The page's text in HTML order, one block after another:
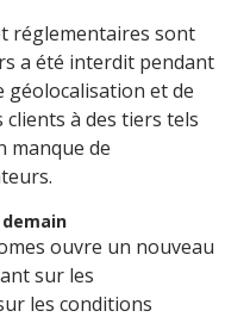
réglementaires sont
a été interdit pendant
géolocalisation et de
à des tiers tels
manque de
ouvre un nouveau
sur les
les conditions